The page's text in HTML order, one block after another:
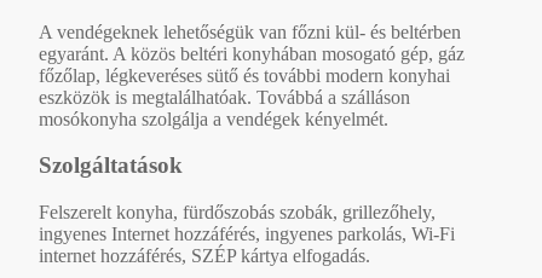
A vendégeknek lehetőségük van főzni kül- és beltérben
egyaránt. A közös beltéri konyhában mosogató gép, gáz
főzőlap, légkeveréses sütő és további modern konyhai
eszközök is megtalálhatóak. Továbbá a szálláson
mosókonyha szolgálja a vendégek kényelmét.
Szolgáltatások
Felszerelt konyha, fürdőszobás szobák, grillezőhely,
ingyenes Internet hozzáférés, ingyenes parkolás, Wi-Fi
internet hozzáférés, SZÉP kártya elfogadás.